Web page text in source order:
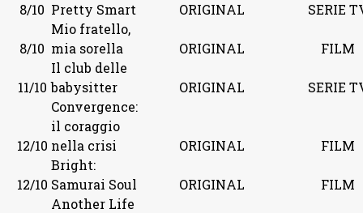
8/10 Pretty Smart ORIGINAL SERIE
8/10
Mio fratello,
mia sorella
ORIGINAL FILM
11/10
Il club delle
babysitter
ORIGINAL SERIE
12/10
Convergence:
il coraggio
nella crisi
ORIGINAL FILM
12/10
Bright:
Samurai Soul
ORIGINAL FILM
Another Life